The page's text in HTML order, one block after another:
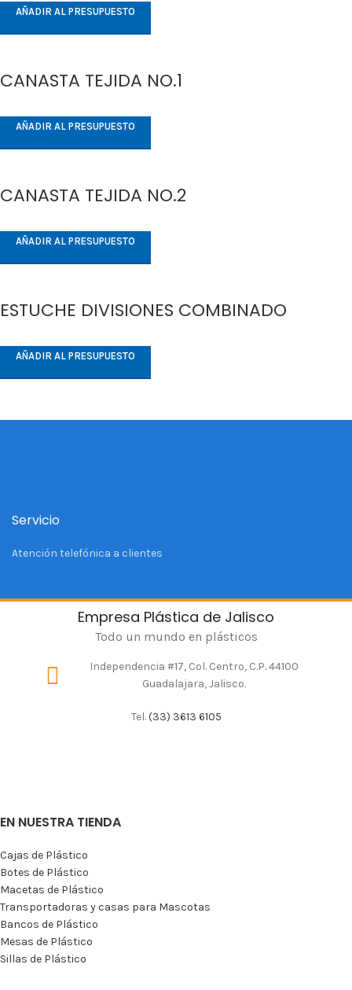
AÑADIR AL PRESUPUESTO
CANASTA TEJIDA NO.1
AÑADIR AL PRESUPUESTO
CANASTA TEJIDA NO.2
AÑADIR AL PRESUPUESTO
ESTUCHE DIVISIONES COMBINADO
AÑADIR AL PRESUPUESTO
Servicio
Atención telefónica a clientes
Empresa Plástica de Jalisco
Todo un mundo en plásticos
Independencia #17, Col. Centro, C.P. 44100
Guadalajara, Jalisco.
Tel.(33) 3613 6105
EN NUESTRA TIENDA
Cajas de Plástico
Botes de Plástico
Macetas de Plástico
Transportadoras y casas para Mascotas
Bancos de Plástico
Mesas de Plástico
Sillas de Plástico